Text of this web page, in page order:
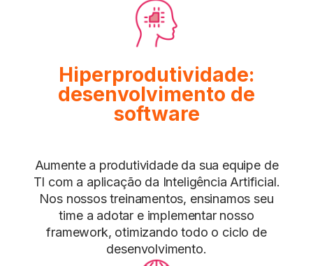
Hiperprodutividade:
desenvolvimento de
software
Aumente a produtividade da sua equipe de
TI com a aplicação da Inteligência Artificial.
Nos nossos treinamentos, ensinamos seu
time a adotar e implementar nosso
framework, otimizando todo o ciclo de
desenvolvimento.